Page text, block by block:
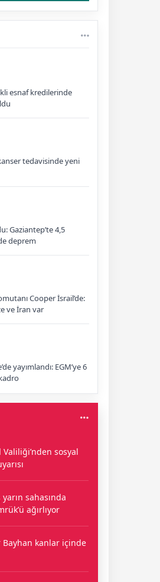
esnaf kredilerinde
tedavisinde yeni
Gaziantep’te 4,5
deprem
Cooper İsrail’de:
ve İran var
yayımlandı: EGM’ye 6
sosyal
sahasında
ağırlıyor
Bayhan kanlar içinde